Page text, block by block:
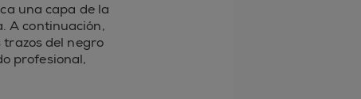
una capa de la
A continuación,
trazos del negro
profesional,